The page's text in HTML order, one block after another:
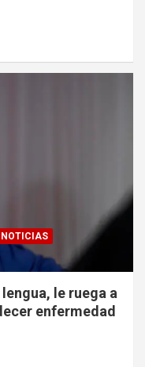
NOTICIAS
le ruega a
enfermedad